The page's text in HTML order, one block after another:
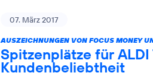
07. März 2017
AUSZEICHNUNGEN VON FOCUS MONEY
Spitzenplätze für ALDI
Kundenbeliebtheit